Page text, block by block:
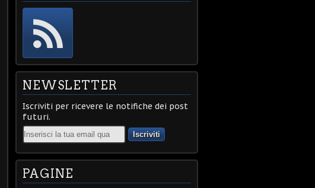
NEWSLETTER
Iscriviti per ricevere le notifiche dei post
futuri.
Email
PAGINE